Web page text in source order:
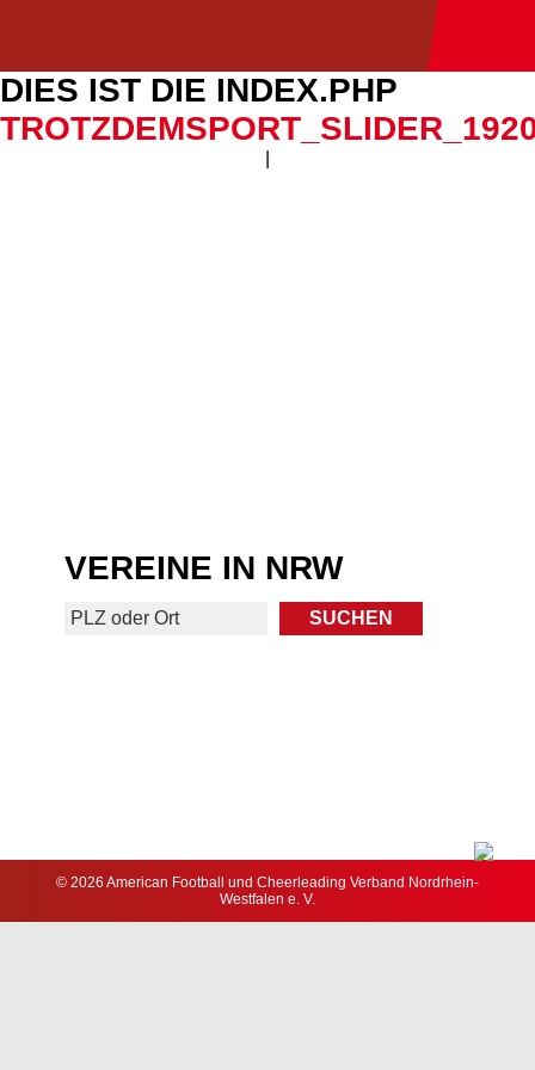
DIES IST DIE INDEX.PHP
VEREINE IN NRW
© 2026 American Football und Cheerleading Verband Nordrhein-
Westfalen e. V.